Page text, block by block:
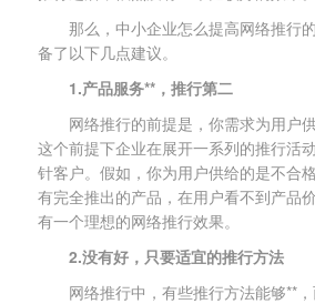
那么，中小企业怎么提高网络推行
备了以下几点建议。
1.产品服务**，推行第二
网络推行的前提是，你需求为用户
这个前提下企业在展开一系列的推行活
针客户。假如，你为用户供给的是不合
有完全推出的产品，在用户看不到产品
有一个理想的网络推行效果。
2.没有好，只要适宜的推行方法
网络推行中，有些推行方法能够**